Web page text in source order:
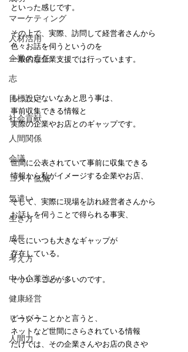
マーケティング
人材活用
企業の責任
志
目標設定
社会貢献
人間関係
会議
コスト低減
気遣い
生き方
成長
考え方
中小企業強み
健康経営
リーダー
人間力
といった感じです。
その上で、実際、訪問して経営者さんから
色々お話を伺うというのを
一般的な企業支援では行っています。
もったいないなあと思う事は、
事前収集できる情報と
実際の企業やお店とのギャップです。
世間に公表されていて事前に収集できる
情報から私がイメージする企業やお店、
そして、実際に現場を訪れ経営者さんから
お話しを伺うことで得られる事実、
そこにいつも大きなギャップが
存在している。
そういうことが多いのです。
どういうことかと言うと、
ネットなど世間にさらされている情報
だけでは、その企業さんやお店の良さや